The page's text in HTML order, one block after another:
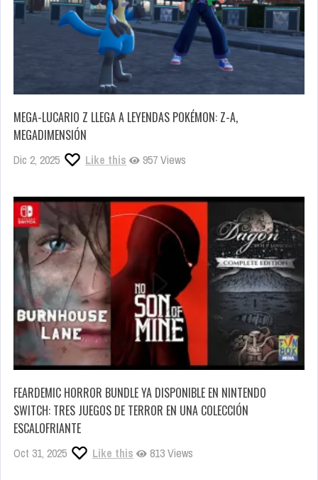
MEGA-LUCARIO Z LLEGA A LEYENDAS POKÉMON: Z-A,
MEGADIMENSIÓN
Dic 2, 2025 Like this 957 Views
FEARDEMIC HORROR BUNDLE YA DISPONIBLE EN NINTENDO
SWITCH: TRES JUEGOS DE TERROR EN UNA COLECCIÓN
ESCALOFRIANTE
Oct 31, 2025 Like this 813 Views